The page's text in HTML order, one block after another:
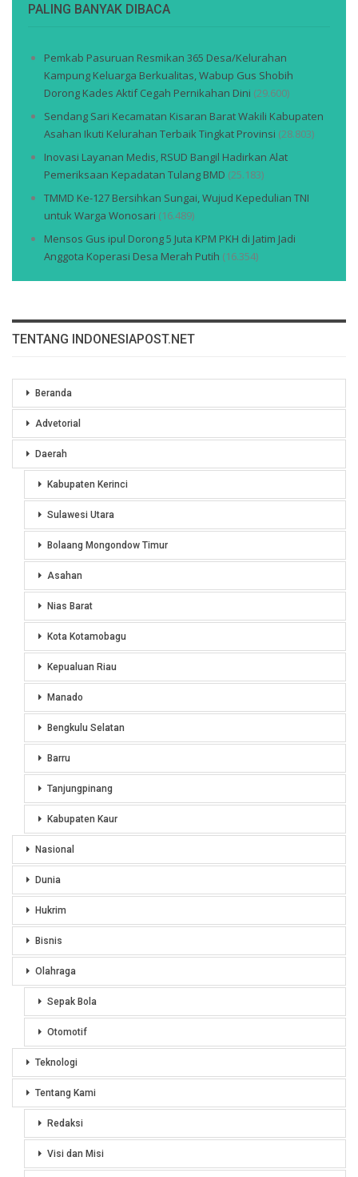
PALING BANYAK DIBACA
Pemkab Pasuruan Resmikan 365 Desa/Kelurahan
Kampung Keluarga Berkualitas, Wabup Gus Shobih
Dorong Kades Aktif Cegah Pernikahan Dini (29.600)
Sendang Sari Kecamatan Kisaran Barat Wakili Kabupaten
Asahan Ikuti Kelurahan Terbaik Tingkat Provinsi (28.803)
Inovasi Layanan Medis, RSUD Bangil Hadirkan Alat
Pemeriksaan Kepadatan Tulang BMD (25.183)
TMMD Ke-127 Bersihkan Sungai, Wujud Kepedulian TNI
untuk Warga Wonosari (16.489)
Mensos Gus ipul Dorong 5 Juta KPM PKH di Jatim Jadi
Anggota Koperasi Desa Merah Putih (16.354)
TENTANG INDONESIAPOST.NET
Beranda
Advetorial
Daerah
Kabupaten Kerinci
Sulawesi Utara
Bolaang Mongondow Timur
Asahan
Nias Barat
Kota Kotamobagu
Kepualuan Riau
Manado
Bengkulu Selatan
Barru
Tanjungpinang
Kabupaten Kaur
Nasional
Dunia
Hukrim
Bisnis
Olahraga
Sepak Bola
Otomotif
Teknologi
Tentang Kami
Redaksi
Visi dan Misi